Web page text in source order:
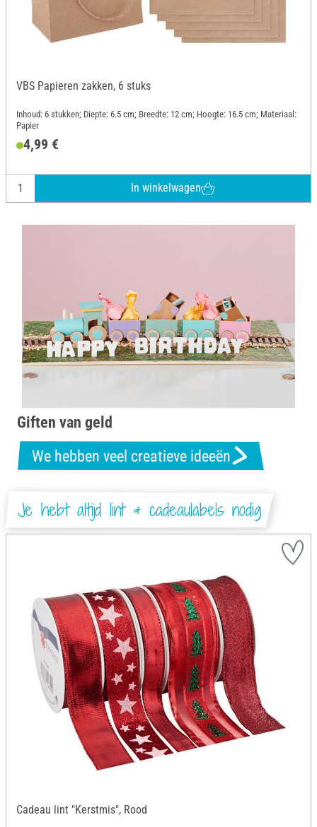
VBS Papieren zakken, 6 stuks
Inhoud: 6 stukken; Diepte: 6.5 cm; Breedte: 12 cm; Hoogte: 16.5 cm; Materiaal:
Papier
4,99 €
In winkelwagen
Giften van geld
We hebben veel creatieve ideeën
Je hebt altijd lint & cadeaulabels nodig
Cadeau lint "Kerstmis", Rood